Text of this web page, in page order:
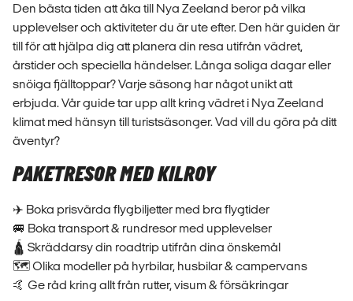
Den bästa tiden att åka till Nya Zeeland beror på vilka
upplevelser och aktiviteter du är ute efter. Den här guiden är
till för att hjälpa dig att planera din resa utifrån vädret,
årstider och speciella händelser. Långa soliga dagar eller
snöiga fjälltoppar? Varje säsong har något unikt att
erbjuda. Vår guide tar upp allt kring vädret i Nya Zeeland
klimat med hänsyn till turistsäsonger. Vad vill du göra på ditt
äventyr?
PAKETRESOR MED KILROY
✈️ Boka prisvärda flygbiljetter med bra flygtider
🚐 Boka transport & rundresor med upplevelser
🛕 Skräddarsy din roadtrip utifrån dina önskemål
🗺️ Olika modeller på hyrbilar, husbilar & campervans
🤙 Ge råd kring allt från rutter, visum & försäkringar